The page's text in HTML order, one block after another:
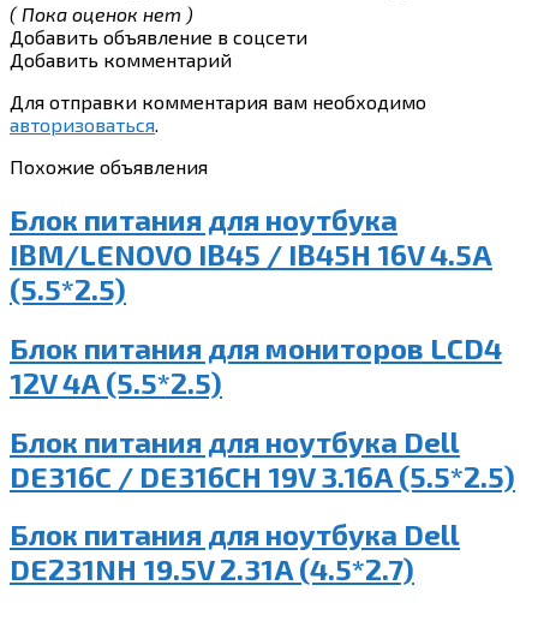
( Пока оценок нет )
Добавить объявление в соцсети
Добавить комментарий
Для отправки комментария вам необходимо
авторизоваться.
Похожие объявления
Блок питания для ноутбука
IBM/LENOVO IB45 / IB45H 16V 4.5A
(5.5*2.5)
Блок питания для мониторов LCD4
12V 4A (5.5*2.5)
Блок питания для ноутбука Dell
DE316C / DE316CH 19V 3.16A (5.5*2.5)
Блок питания для ноутбука Dell
DE231NH 19.5V 2.31A (4.5*2.7)